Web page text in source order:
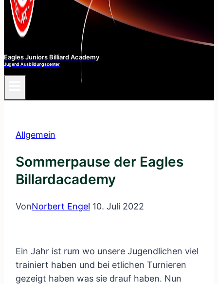
Eagles Juniors Billiard Academy
Jugend Ausbildungscenter
Allgemein
Sommerpause der Eagles
Billardacademy
VonNorbert Engel 10. Juli 2022
Ein Jahr ist rum wo unsere Jugendlichen viel
trainiert haben und bei etlichen Turnieren
gezeigt haben was sie drauf haben. Nun